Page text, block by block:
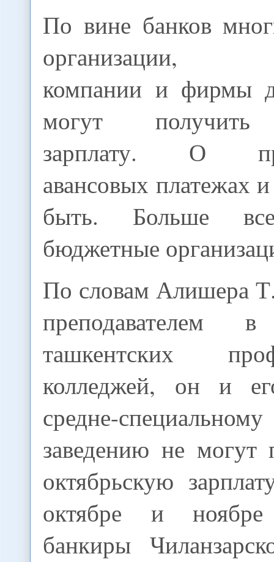
По вине банков
организации,
компании и фирмы
могут получить
зарплату. О
авансовых платежах
быть. Больше
бюджетные
По словам Алишера
ташкентских
колледжей, он и
средне-
заведению не могут
октябрьскую
октябре и
банкиры